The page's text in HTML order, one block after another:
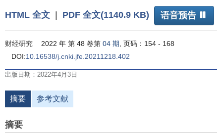
HTML 全文 PDF 全文(1140.9 KB) 语音预告
财经研究 2022 年 第 48 卷第 04 期 , 页码：154 - 168
DOI:10.16538/j.cnki.jfe.20211218.402
出版日期：2022年4月3日
摘要 参考文献
摘要